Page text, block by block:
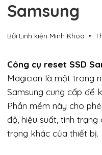
Samsung
Bởi Linh kiện Minh Khoa
Công cụ reset SSD
Magician là một trong
Samsung cung cấp để
Phần mềm này cho
độ, hiệu suất, tình
trọng khác của thiết bị.